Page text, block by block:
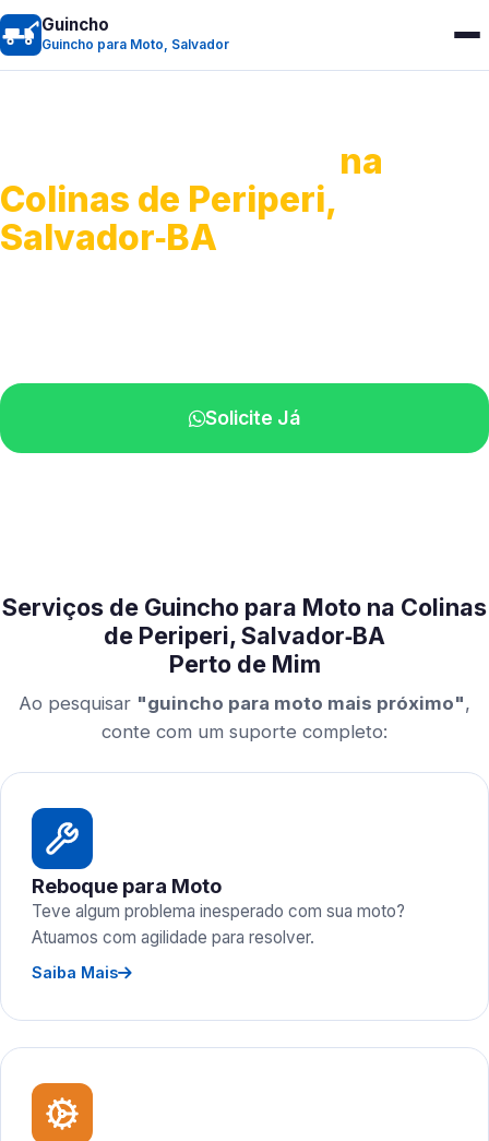
Guincho
Guincho para Moto, Salvador
na
Colinas de Periperi,
Salvador‑BA
Solicite Já
Serviços de Guincho para Moto na Colinas
de Periperi, Salvador‑BA
Perto de Mim
Ao pesquisar "guincho para moto mais próximo",
conte com um suporte completo:
Reboque para Moto
Teve algum problema inesperado com sua moto?
Atuamos com agilidade para resolver.
Saiba Mais